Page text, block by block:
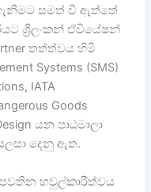
සමත් වී ඇත්තේ
ශ්‍රීලංකන් ඒවියේෂන්
තත්ත්වය හිමි
Systems (SMS)
IATA
Goods
යන පාඨමාලා
දෙනු ඇත.
හවුල්කාරීත්වය